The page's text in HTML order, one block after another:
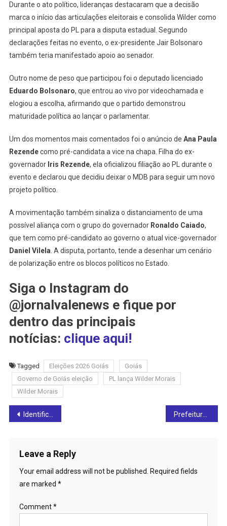
Durante o ato político, lideranças destacaram que a decisão
marca o início das articulações eleitorais e consolida Wilder como
principal aposta do PL para a disputa estadual. Segundo
declarações feitas no evento, o ex-presidente Jair Bolsonaro
também teria manifestado apoio ao senador.
Outro nome de peso que participou foi o deputado licenciado
Eduardo Bolsonaro, que entrou ao vivo por videochamada e
elogiou a escolha, afirmando que o partido demonstrou
maturidade política ao lançar o parlamentar.
Um dos momentos mais comentados foi o anúncio de Ana Paula
Rezendecomo pré-candidata a vice na chapa. Filha do ex-
governador Iris Rezende, ela oficializou filiação ao PL durante o
evento e declarou que decidiu deixar o MDB para seguir um novo
projeto político.
A movimentação também sinaliza o distanciamento de uma
possível aliança com o grupo do governador Ronaldo Caiado,
que tem como pré-candidato ao governo o atual vice-governador
Daniel Vilela. A disputa, portanto, tende a desenhar um cenário
de polarização entre os blocos políticos no Estado.
Siga o Instagram do
@jornalvalenews e fique por
dentro das principais
notícias: clique aqui!
Tagged Eleições 2026 Goiás
Goiás
Governo de Goiás eleição
PL lança Wilder Morais
Wilder Morais
Post
Identificada vítima de atropelamento na BR-153 em Rialma Prefeitura de Ceres recolhe mais de mil toneladas de lixo em força-tarefa de limpeza
Leave a Reply
Your email address will not be published. Required fields
are marked *
Comment*